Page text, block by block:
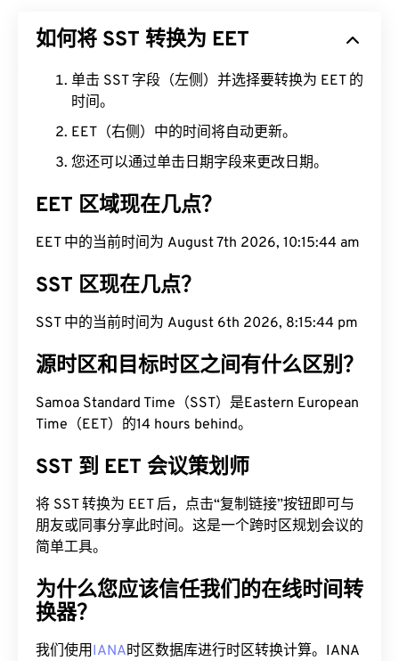
如何将 SST 转换为 EET
单击 SST 字段（左侧）并选择要转换为 EET 的
时间。
EET（右侧）中的时间将自动更新。
您还可以通过单击日期字段来更改日期。
EET 区域现在几点？
EET 中的当前时间为 August 7th 2026, 10:15:45 am
SST 区现在几点？
SST 中的当前时间为 August 6th 2026, 8:15:45 pm
源时区和目标时区之间有什么区别？
Samoa Standard Time（SST）是Eastern European
Time（EET）的14 hours behind。
SST 到 EET 会议策划师
将 SST 转换为 EET 后，点击“复制链接”按钮即可与
朋友或同事分享此时间。这是一个跨时区规划会议的
简单工具。
为什么您应该信任我们的在线时间转
换器？
我们使用IANA时区数据库进行时区转换计算。IANA